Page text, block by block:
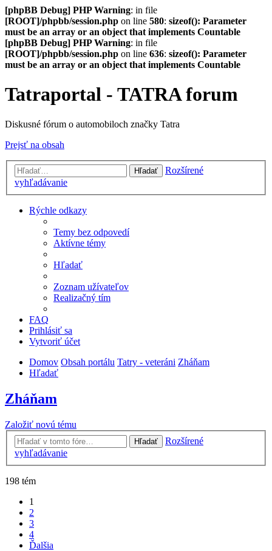
[phpBB Debug] PHP Warning: in file
[ROOT]/phpbb/session.php on line 580: sizeof(): Parameter
must be an array or an object that implements Countable
[phpBB Debug] PHP Warning: in file
[ROOT]/phpbb/session.php on line 636: sizeof(): Parameter
must be an array or an object that implements Countable
Tatraportal - TATRA forum
Diskusné fórum o automobiloch značky Tatra
Prejsť na obsah
Hľadať
Rozšírené
vyhľadávanie
Rýchle odkazy
Temy bez odpovedí
Aktívne témy
Hľadať
Zoznam užívateľov
Realizačný tím
FAQ
Prihlásiť sa
Vytvoriť účet
Domov Obsah portálu Tatry - veteráni Zháňam
Hľadať
Zháňam
Založiť novú tému
Hľadať
Rozšírené
vyhľadávanie
198 tém
1
2
3
4
Ďalšia